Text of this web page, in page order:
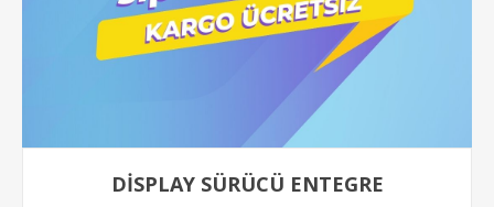
DISPLAY SÜRÜCÜ ENTEGRE